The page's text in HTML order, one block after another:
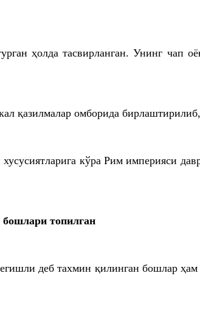
ҳолда тасвирланган. Унинг чап
қазилмалар омборида
кўра Рим империяси
топилган
деб тахмин қилинган бошлар